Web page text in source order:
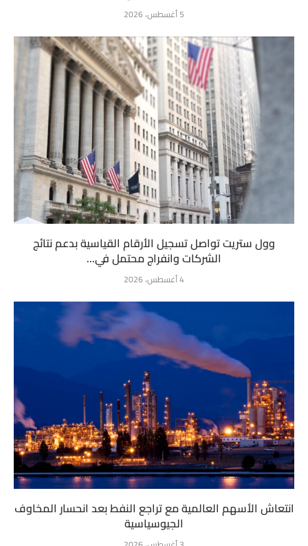
5 أغسطس، 2026
وول ستريت تواصل تسجيل الأرقام القياسية بدعم نتائج
الشركات وانفراج محتمل في...
4 أغسطس، 2026
انتعاش الأسهم العالمية مع تراجع النفط بعد انحسار المخاوف
الجيوسياسية